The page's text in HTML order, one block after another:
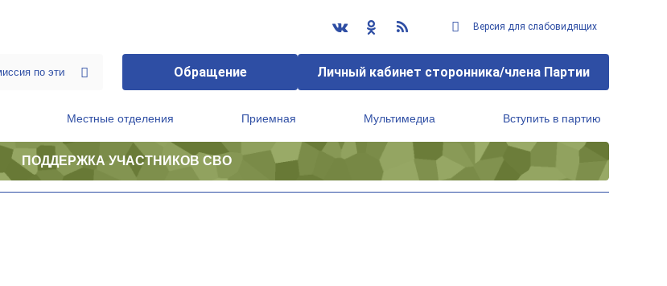
Версия для слабовидящих
Обращение Личный кабинет сторонника/члена Партии
Местные отделения Приемная Мультимедиа Вступить в партию
ПОДДЕРЖКА УЧАСТНИКОВ СВО